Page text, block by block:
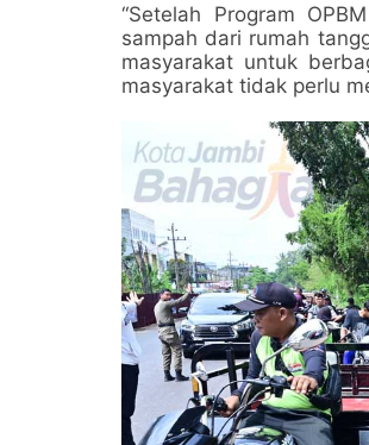
“Setelah Program
sampah dari rumah
masyarakat untuk
masyarakat tidak perlu